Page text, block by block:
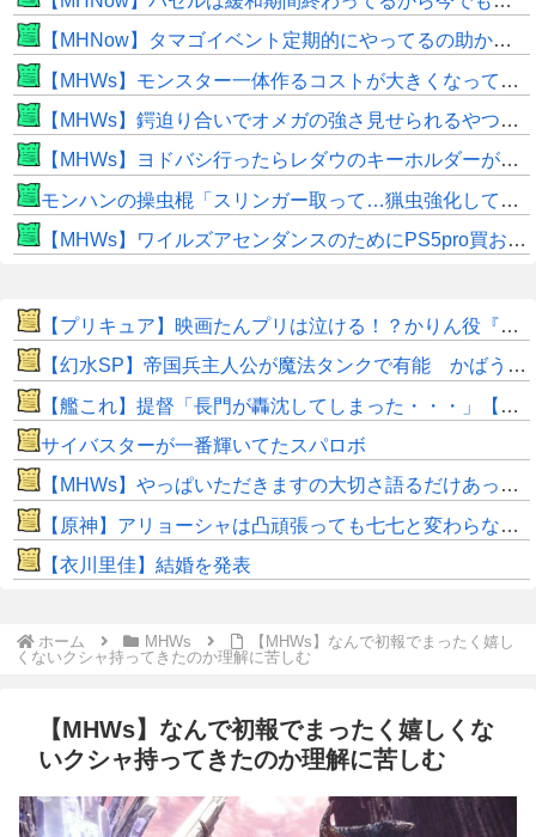
【MHNow】タマゴイベント定期的にやってるの助かるよね
【MHWs】モンスター一体作るコストが大きくなっている昨今でこそ亜種に頼るべきだよな
【MHWs】鍔迫り合いでオメガの強さ見せられるやつ一番すき
【MHWs】ヨドバシ行ったらレダウのキーホルダーが100円で売ってて草
モンハンの操虫棍「スリンガー取って…猟虫強化して…エキス取って… よし、戦うぞ」←これ
【MHWs】ワイルズアセンダンスのためにPS5pro買おうとしたら転売価格ばかりじゃねーか
【プリキュア】映画たんプリは泣ける！？かりん役『鬼頭明里さん』アラン役『島﨑信長さん』レイン役『内山昂輝さん』だと判明！！
【幻水SP】帝国兵主人公が魔法タンクで有能 かばう＋魔防35％UP、アバターではなく性能も変化
【艦これ】提督「長門が轟沈してしまった・・・」【SS】
サイバスターが一番輝いてたスパロボ
【MHWs】やっぱいただきますの大切さ語るだけあって飯のこだわり凄いよね
【原神】アリョーシャは凸頑張っても七七と変わらない感じか。
【衣川里佳】結婚を発表
ホーム MHWs
【MHWs】なんで初報でまったく嬉し
くないクシャ持ってきたのか理解に苦しむ
【MHWs】なんで初報でまったく嬉しくな
いクシャ持ってきたのか理解に苦しむ